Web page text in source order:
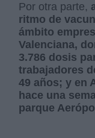
Por otra parte,
ritmo de
ámbito
Valenciana,
3.786 dosis
trabajadores
49 años; y en
hace una
parque